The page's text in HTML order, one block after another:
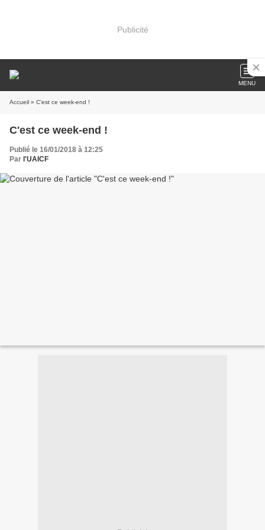
Publicité
MENU
Accueil » C'est ce week-end !
C'est ce week-end !
Publié le 16/01/2018 à 12:25
Par l'UAICF